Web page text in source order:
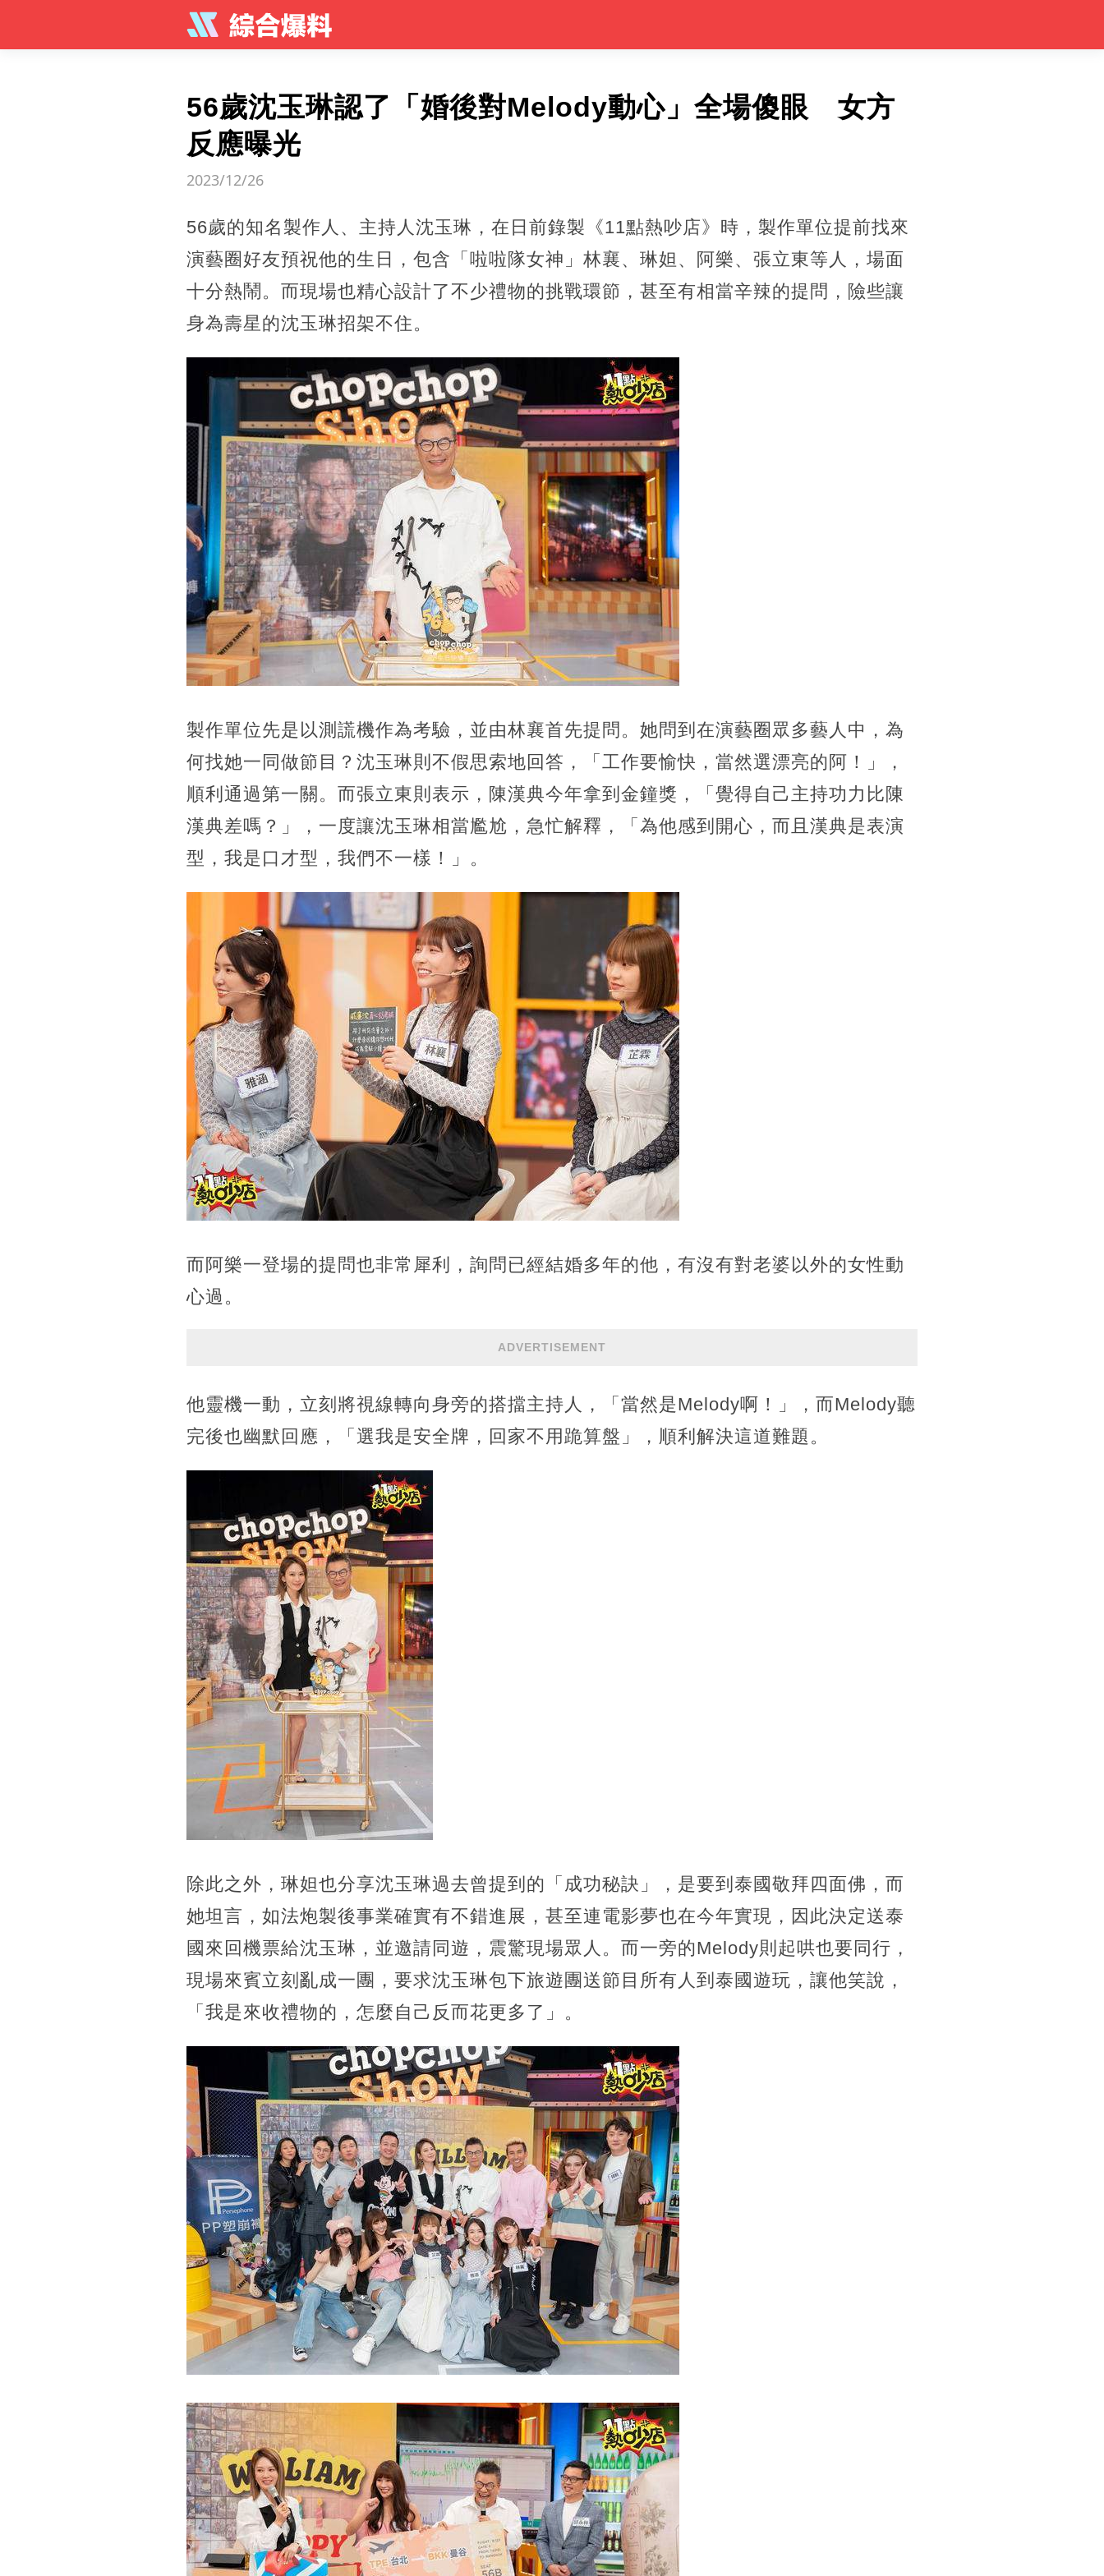
56歲沈玉琳認了「婚後對Melody動心」全場傻眼 女方
反應曝光
2023/12/26
56歲的知名製作人、主持人沈玉琳，在日前錄製《11點熱吵店》時，製作單位提前找來
演藝圈好友預祝他的生日，包含「啦啦隊女神」林襄、琳妲、阿樂、張立東等人，場面
十分熱鬧。而現場也精心設計了不少禮物的挑戰環節，甚至有相當辛辣的提問，險些讓
身為壽星的沈玉琳招架不住。
製作單位先是以測謊機作為考驗，並由林襄首先提問。她問到在演藝圈眾多藝人中，為
何找她一同做節目？沈玉琳則不假思索地回答，「工作要愉快，當然選漂亮的阿！」，
順利通過第一關。而張立東則表示，陳漢典今年拿到金鐘獎，「覺得自己主持功力比陳
漢典差嗎？」，一度讓沈玉琳相當尷尬，急忙解釋，「為他感到開心，而且漢典是表演
型，我是口才型，我們不一樣！」。
而阿樂一登場的提問也非常犀利，詢問已經結婚多年的他，有沒有對老婆以外的女性動
心過。
ADVERTISEMENT
他靈機一動，立刻將視線轉向身旁的搭擋主持人，「當然是Melody啊！」，而Melody聽
完後也幽默回應，「選我是安全牌，回家不用跪算盤」，順利解決這道難題。
除此之外，琳妲也分享沈玉琳過去曾提到的「成功秘訣」，是要到泰國敬拜四面佛，而
她坦言，如法炮製後事業確實有不錯進展，甚至連電影夢也在今年實現，因此決定送泰
國來回機票給沈玉琳，並邀請同遊，震驚現場眾人。而一旁的Melody則起哄也要同行，
現場來賓立刻亂成一團，要求沈玉琳包下旅遊團送節目所有人到泰國遊玩，讓他笑說，
「我是來收禮物的，怎麼自己反而花更多了」。